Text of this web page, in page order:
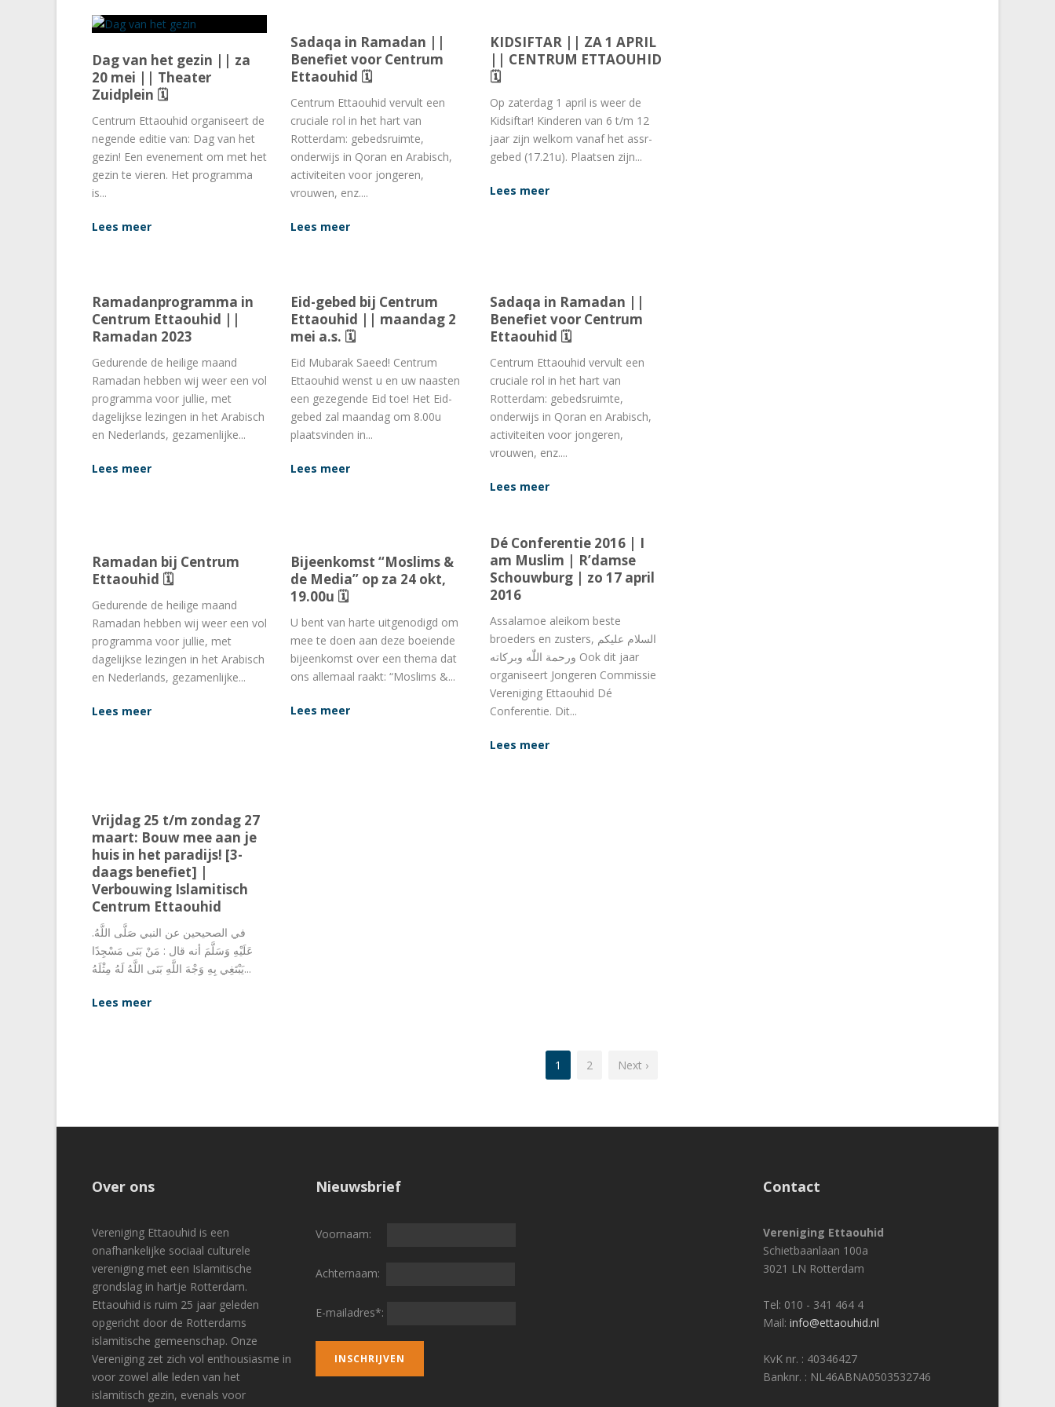
Dag van het gezin || za
20 mei || Theater
Zuidplein 🗓
Centrum Ettaouhid organiseert de
negende editie van: Dag van het
gezin! Een evenement om met het
gezin te vieren. Het programma
is...
Lees meer
Sadaqa in Ramadan ||
Benefiet voor Centrum
Ettaouhid 🗓
Centrum Ettaouhid vervult een
cruciale rol in het hart van
Rotterdam: gebedsruimte,
onderwijs in Qoran en Arabisch,
activiteiten voor jongeren,
vrouwen, enz....
Lees meer
KIDSIFTAR || ZA 1 APRIL
|| CENTRUM ETTAOUHID
🗓
Op zaterdag 1 april is weer de
Kidsiftar! Kinderen van 6 t/m 12
jaar zijn welkom vanaf het assr-
gebed (17.21u). Plaatsen zijn...
Lees meer
Ramadanprogramma in
Centrum Ettaouhid ||
Ramadan 2023
Gedurende de heilige maand
Ramadan hebben wij weer een vol
programma voor jullie, met
dagelijkse lezingen in het Arabisch
en Nederlands, gezamenlijke...
Lees meer
Eid-gebed bij Centrum
Ettaouhid || maandag 2
mei a.s. 🗓
Eid Mubarak Saeed! Centrum
Ettaouhid wenst u en uw naasten
een gezegende Eid toe! Het Eid-
gebed zal maandag om 8.00u
plaatsvinden in...
Lees meer
Sadaqa in Ramadan ||
Benefiet voor Centrum
Ettaouhid 🗓
Centrum Ettaouhid vervult een
cruciale rol in het hart van
Rotterdam: gebedsruimte,
onderwijs in Qoran en Arabisch,
activiteiten voor jongeren,
vrouwen, enz....
Lees meer
Ramadan bij Centrum
Ettaouhid 🗓
Gedurende de heilige maand
Ramadan hebben wij weer een vol
programma voor jullie, met
dagelijkse lezingen in het Arabisch
en Nederlands, gezamenlijke...
Lees meer
Bijeenkomst “Moslims &
de Media” op za 24 okt,
19.00u 🗓
U bent van harte uitgenodigd om
mee te doen aan deze boeiende
bijeenkomst over een thema dat
ons allemaal raakt: “Moslims &...
Lees meer
Dé Conferentie 2016 | I
am Muslim | R’damse
Schouwburg | zo 17 april
2016
Assalamoe aleikom beste
broeders en zusters, السلام عليكم
ورحمة اللّٰه وبركاته Ook dit jaar
organiseert Jongeren Commissie
Vereniging Ettaouhid Dé
Conferentie. Dit...
Lees meer
Vrijdag 25 t/m zondag 27
maart: Bouw mee aan je
huis in het paradijs! [3-
daags benefiet] |
Verbouwing Islamitisch
Centrum Ettaouhid
.في الصحيحين عن النبي صَلَّى اللَّهُ
عَلَيْهِ وَسَلَّمَ أنه قال : مَنْ بَنَى مَسْجِدًا
يَبْتَغِي بِهِ وَجْهَ اللَّهِ بَنَى اللَّهُ لَهُ مِثْلَهُ...
Lees meer
1 2 Next ›
Over ons
Vereniging Ettaouhid is een
onafhankelijke sociaal culturele
vereniging met een Islamitische
grondslag in hartje Rotterdam.
Ettaouhid is ruim 25 jaar geleden
opgericht door de Rotterdams
islamitische gemeenschap. Onze
Vereniging zet zich vol enthousiasme in
voor zowel alle leden van het
islamitisch gezin, evenals voor
Nieuwsbrief
Voornaam:
Achternaam:
E-mailadres*:
Contact
Vereniging Ettaouhid
Schietbaanlaan 100a
3021 LN Rotterdam
Tel: 010 - 341 464 4
Mail: info@ettaouhid.nl
KvK nr. : 40346427
Banknr. : NL46ABNA0503532746